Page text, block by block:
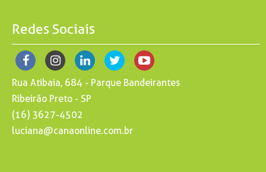
Redes Sociais
Rua Atibaia, 684 - Parque Bandeirantes
Ribeirão Preto - SP
(16) 3627-4502
luciana@canaonline.com.br